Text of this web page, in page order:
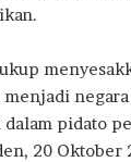
pidato
20 Oktober